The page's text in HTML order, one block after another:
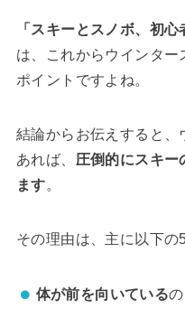
「スキーとスノボ、初心
は、これからウインター
ポイントですよね。
結論からお伝えすると
あれば、 圧倒的にスキー
ます。
その理由は、主に以下の
体が前を向いている